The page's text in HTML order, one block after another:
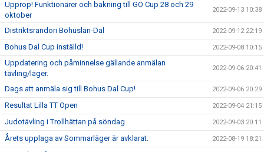
Upprop! Funktionärer och bakning till GO Cup 28 och 29
oktober
2022-09-13 10:38
Distriktsrandori Bohuslän-Dal 2022-09-12 22:19
Bohus Dal Cup inställd! 2022-09-08 10:15
Uppdatering och påminnelse gällande anmälan
tävling/läger.
2022-09-06 20:41
Dags att anmäla sig till Bohus Dal Cup! 2022-09-06 20:29
Resultat Lilla TT Open 2022-09-04 21:15
Judotävling i Trollhättan på söndag 2022-09-03 20:11
Årets upplaga av Sommarläger är avklarat. 2022-08-19 18:21